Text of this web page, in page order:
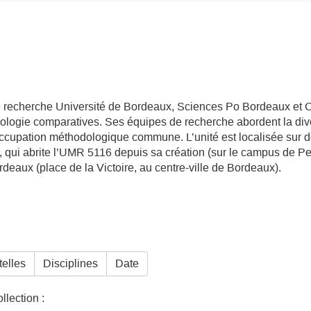
Université de Bordeaux, Sciences Po Bordeaux et
comparatives. Ses équipes de recherche abordent la
méthodologique commune. L’unité est localisée sur
abrite l’UMR 5116 depuis sa création (sur le campus de
(place de la Victoire, au centre-ville de Bordeaux).
Disciplines Date
: